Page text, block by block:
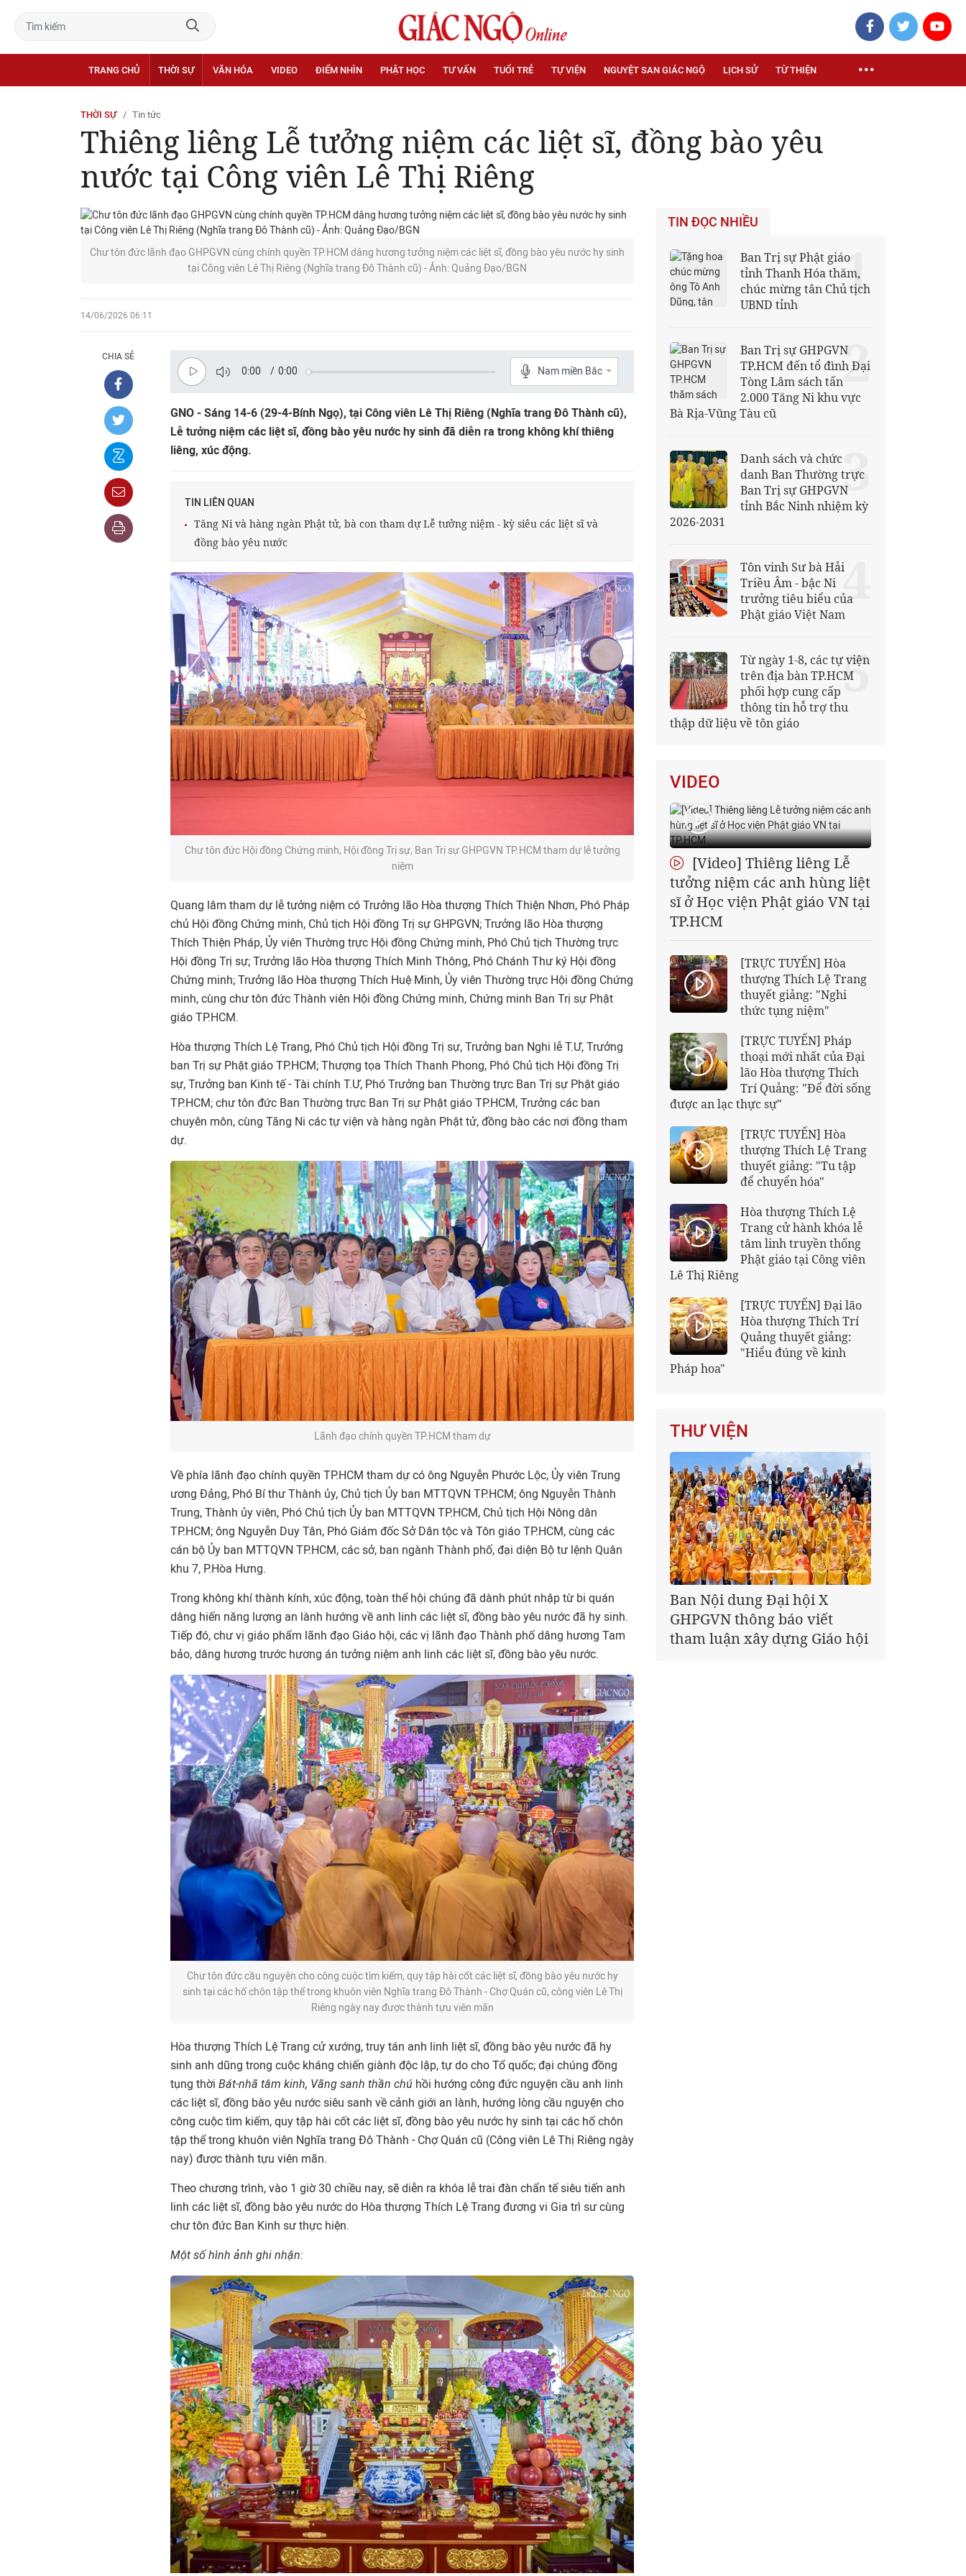
TRANG CHỦ THỜI SỰ VĂN HÓA VIDEO ĐIỂM NHÌN PHẬT HỌC TƯ VẤN TUỔI TRẺ TỰ VIỆN NGUYỆT SAN GIÁC NGỘ LỊCH SỬ TỪ THIỆN
THỜI SỰ Tin tức
Thiêng liêng Lễ tưởng niệm các liệt sĩ, đồng bào yêu
nước tại Công viên Lê Thị Riêng
Chư tôn đức lãnh đạo GHPGVN cùng chính quyền TP.HCM dâng hương tưởng niệm các liệt sĩ, đồng bào yêu nước hy sinh
tại Công viên Lê Thị Riêng (Nghĩa trang Đô Thành cũ) - Ảnh: Quảng Đạo/BGN
14/06/2026 06:11
CHIA SẺ
0:00 / 0:00 Nam miền Bắc
GNO - Sáng 14-6 (29-4-Bính Ngọ), tại Công viên Lê Thị Riêng (Nghĩa trang Đô Thành cũ),
Lễ tưởng niệm các liệt sĩ, đồng bào yêu nước hy sinh đã diễn ra trong không khí thiêng
liêng, xúc động.
TIN LIÊN QUAN
Tăng Ni và hàng ngàn Phật tử, bà con tham dự Lễ tưởng niệm - kỳ siêu các liệt sĩ và
đồng bào yêu nước
Chư tôn đức Hội đồng Chứng minh, Hội đồng Trị sự, Ban Trị sự GHPGVN TP.HCM tham dự lễ tưởng
niệm
Quang lâm tham dự lễ tưởng niệm có Trưởng lão Hòa thượng Thích Thiện Nhơn, Phó Pháp
chủ Hội đồng Chứng minh, Chủ tịch Hội đồng Trị sự GHPGVN; Trưởng lão Hòa thượng
Thích Thiện Pháp, Ủy viên Thường trực Hội đồng Chứng minh, Phó Chủ tịch Thường trực
Hội đồng Trị sự; Trưởng lão Hòa thượng Thích Minh Thông, Phó Chánh Thư ký Hội đồng
Chứng minh; Trưởng lão Hòa thượng Thích Huệ Minh, Ủy viên Thường trực Hội đồng Chứng
minh, cùng chư tôn đức Thành viên Hội đồng Chứng minh, Chứng minh Ban Trị sự Phật
giáo TP.HCM.
Hòa thượng Thích Lệ Trang, Phó Chủ tịch Hội đồng Trị sự, Trưởng ban Nghi lễ T.Ư, Trưởng
ban Trị sự Phật giáo TP.HCM; Thượng tọa Thích Thanh Phong, Phó Chủ tịch Hội đồng Trị
sự, Trưởng ban Kinh tế - Tài chính T.Ư, Phó Trưởng ban Thường trực Ban Trị sự Phật giáo
TP.HCM; chư tôn đức Ban Thường trực Ban Trị sự Phật giáo TP.HCM, Trưởng các ban
chuyên môn, cùng Tăng Ni các tự viện và hàng ngàn Phật tử, đồng bào các nơi đồng tham
dự.
Lãnh đạo chính quyền TP.HCM tham dự
Về phía lãnh đạo chính quyền TP.HCM tham dự có ông Nguyễn Phước Lộc, Ủy viên Trung
ương Đảng, Phó Bí thư Thành ủy, Chủ tịch Ủy ban MTTQVN TP.HCM; ông Nguyễn Thành
Trung, Thành ủy viên, Phó Chủ tịch Ủy ban MTTQVN TP.HCM, Chủ tịch Hội Nông dân
TP.HCM; ông Nguyễn Duy Tân, Phó Giám đốc Sở Dân tộc và Tôn giáo TP.HCM, cùng các
cán bộ Ủy ban MTTQVN TP.HCM, các sở, ban ngành Thành phố, đại diện Bộ tư lệnh Quân
khu 7, P.Hòa Hưng.
Trong không khí thành kính, xúc động, toàn thể hội chúng đã dành phút nhập từ bi quán
dâng hiến năng lượng an lành hướng về anh linh các liệt sĩ, đồng bào yêu nước đã hy sinh.
Tiếp đó, chư vị giáo phẩm lãnh đạo Giáo hội, các vị lãnh đạo Thành phố dâng hương Tam
bảo, dâng hương trước hương án tưởng niệm anh linh các liệt sĩ, đồng bào yêu nước.
Chư tôn đức cầu nguyện cho công cuộc tìm kiếm, quy tập hài cốt các liệt sĩ, đồng bào yêu nước hy
sinh tại các hố chôn tập thể trong khuôn viên Nghĩa trang Đô Thành - Chợ Quán cũ, công viên Lê Thị
Riêng ngày nay được thành tựu viên mãn
Hòa thượng Thích Lệ Trang cử xướng, truy tán anh linh liệt sĩ, đồng bào yêu nước đã hy
sinh anh dũng trong cuộc kháng chiến giành độc lập, tự do cho Tổ quốc; đại chúng đồng
tụng thời Bát-nhã tâm kinh, Vãng sanh thần chú hồi hướng công đức nguyện cầu anh linh
các liệt sĩ, đồng bào yêu nước siêu sanh về cảnh giới an lành, hướng lòng cầu nguyện cho
công cuộc tìm kiếm, quy tập hài cốt các liệt sĩ, đồng bào yêu nước hy sinh tại các hố chôn
tập thể trong khuôn viên Nghĩa trang Đô Thành - Chợ Quán cũ (Công viên Lê Thị Riêng ngày
nay) được thành tựu viên mãn.
Theo chương trình, vào 1 giờ 30 chiều nay, sẽ diễn ra khóa lễ trai đàn chẩn tế siêu tiến anh
linh các liệt sĩ, đồng bào yêu nước do Hòa thượng Thích Lệ Trang đương vi Gia trì sư cùng
chư tôn đức Ban Kinh sư thực hiện.
Một số hình ảnh ghi nhận:
TIN ĐỌC NHIỀU
Ban Trị sự Phật giáo
tỉnh Thanh Hóa thăm,
chúc mừng tân Chủ tịch
UBND tỉnh
1
Ban Trị sự GHPGVN
TP.HCM đến tổ đình Đại
Tòng Lâm sách tấn
2.000 Tăng Ni khu vực
Bà Rịa-Vũng Tàu cũ
2
Danh sách và chức
danh Ban Thường trực
Ban Trị sự GHPGVN
tỉnh Bắc Ninh nhiệm kỳ
2026-2031
3
Tôn vinh Sư bà Hải
Triều Âm - bậc Ni
trưởng tiêu biểu của
Phật giáo Việt Nam
4
Từ ngày 1-8, các tự viện
trên địa bàn TP.HCM
phối hợp cung cấp
thông tin hỗ trợ thu
thập dữ liệu về tôn giáo
5
VIDEO
[Video] Thiêng liêng Lễ
tưởng niệm các anh hùng liệt
sĩ ở Học viện Phật giáo VN tại
TP.HCM
[TRỰC TUYẾN] Hòa
thượng Thích Lệ Trang
thuyết giảng: "Nghi
thức tụng niệm"
[TRỰC TUYẾN] Pháp
thoại mới nhất của Đại
lão Hòa thượng Thích
Trí Quảng: "Để đời sống
được an lạc thực sự"
[TRỰC TUYẾN] Hòa
thượng Thích Lệ Trang
thuyết giảng: "Tu tập
để chuyển hóa"
Hòa thượng Thích Lệ
Trang cử hành khóa lễ
tâm linh truyền thống
Phật giáo tại Công viên
Lê Thị Riêng
[TRỰC TUYẾN] Đại lão
Hòa thượng Thích Trí
Quảng thuyết giảng:
"Hiểu đúng về kinh
Pháp hoa"
THƯ VIỆN
Giáo hội kêu gọi Tăng Ni,
Phật tử cả nước thể hiện tấm
lòng tri ân trọn vẹn nghĩa